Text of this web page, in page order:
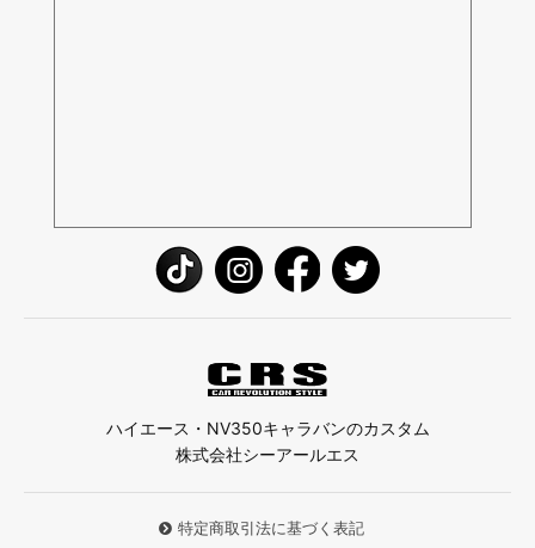
ハイエース・NV350キャラバンのカスタム
株式会社シーアールエス
特定商取引法に基づく表記